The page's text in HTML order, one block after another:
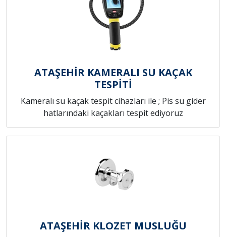
ATAŞEHİR KAMERALI SU KAÇAK
TESPİTİ
Kameralı su kaçak tespit cihazları ile ; Pis su gider
hatlarındaki kaçakları tespit ediyoruz
ATAŞEHİR KLOZET MUSLUĞU